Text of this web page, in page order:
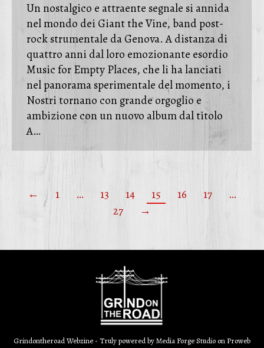
Un nostalgico e attraente segnale si annida
nel mondo dei Giant the Vine, band post-
rock strumentale da Genova. A distanza di
quattro anni dal loro emozionante esordio
Music for Empty Places, che li ha lanciati
nel panorama sperimentale del momento, i
Nostri tornano con grande orgoglio e
ambizione con un nuovo album dal titolo
A…
← 1 … 13 14 15 16 17
…
27
→
Grindontheroad Webzine - Truly powered byMedia Forge Studio on Proweb